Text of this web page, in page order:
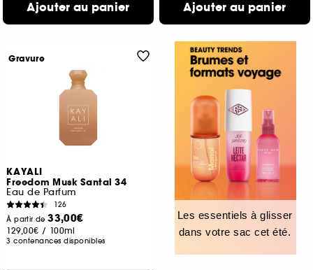
Ajouter au panier Ajouter au panier
KAYALI
Freedom Musk Santal 34
Eau de Parfum
126
À partir de33,00€
129,00€ / 100ml
3 contenances disponibles
Gravure
Les essentiels à glisser
dans votre sac cet été.